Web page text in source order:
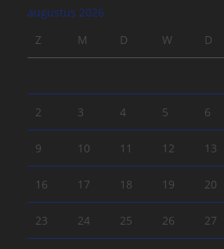
augustus 2026
Z
M D W D
2 3 4 5 6
9 10 11 12 13
16 17 18 19 20
23 24 25 26 27